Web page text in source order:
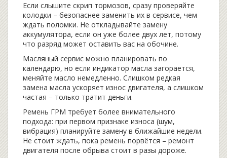
Если слышите скрип тормозов, сразу проверяйте
колодки – безопаснее заменить их в сервисе, чем
ждать поломки. Не откладывайте замену
аккумулятора, если он уже более двух лет, потому
что разряд может оставить вас на обочине.
Масляный сервис можно планировать по
календарю, но если индикатор масла загорается,
меняйте масло немедленно. Слишком редкая
замена масла ускоряет износ двигателя, а слишком
частая – только тратит деньги.
Ремень ГРМ требует более внимательного
подхода: при первом признаке износа (шум,
вибрация) планируйте замену в ближайшие недели.
Не стоит ждать, пока ремень порвётся – ремонт
двигателя после обрыва стоит в разы дороже.